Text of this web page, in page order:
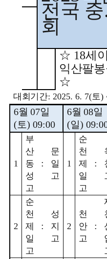
전국 중
회
☆ 18세
익산팔
☆
대회기간: 2025. 6. 7(토)
6월07일
(토) 09:00
6월08일
(일)
1
부
산
동
성
고
:
문
일
고
1
순
천
제
일
고
:
2
순
천
제
일
고
:
성
지
고
2
천
안
고
: